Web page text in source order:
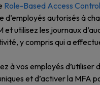
Role-Based Access
d’employés autorisés à
et utilisez les journaux
y compris qui a
à vos employés d’utiliser
et d’activer la MFA